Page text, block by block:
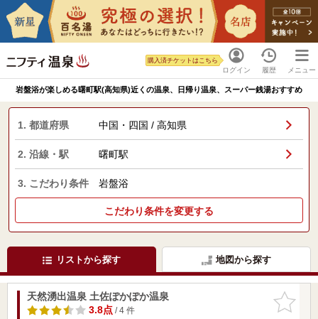
ログイン
購入済チケットはこちら
履歴 メニュー
岩盤浴が楽しめる曙町駅(高知県)近くの温泉、日帰り温泉、スーパー銭湯おすすめ
1. 都道府県 中国・四国 / 高知県
2. 沿線・駅 曙町駅
3. こだわり条件 岩盤浴
こだわり条件を変更する
リストから探す 地図から探す
お気に入
りに追加
天然湧出温泉 土佐ぽかぽか温泉
3.8点/ 4 件